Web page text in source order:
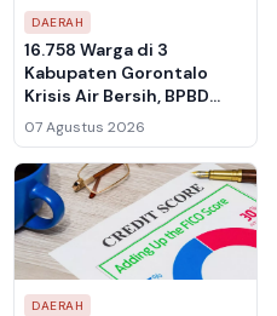
DAERAH
16.758 Warga di 3
Kabupaten Gorontalo
Krisis Air Bersih, BPBD
Tetapkan Status Siaga
Darurat Kekeringan
07 Agustus 2026
DAERAH